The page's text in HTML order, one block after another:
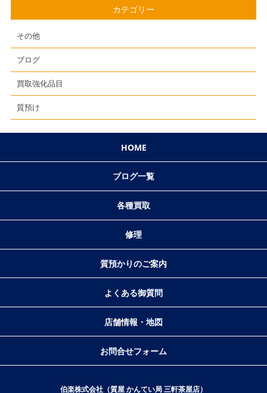
カテゴリー
その他
ブログ
買取強化品目
質預け
HOME
ブログ一覧
各種買取
修理
質預かりのご案内
よくある御質問
店舗情報・地図
お問合せフォーム
伯楽株式会社（質屋 かんてい局 三軒茶屋店）